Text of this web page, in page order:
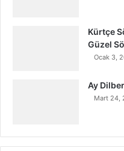
Kürtçe
Güzel
Ocak 3,
Ay
Mart 24,